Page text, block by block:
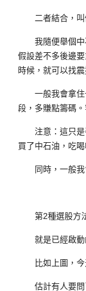
二者結合，叫
我隨便舉個中石
假設差不多後邊
時候，就可以找
一般我會拿住
段，多賺點籌碼
注意：這只是
買了中石油，吃
同時，一般我
第2種選股方法
就是已經啟動
比如上圖，今
估計有人要問